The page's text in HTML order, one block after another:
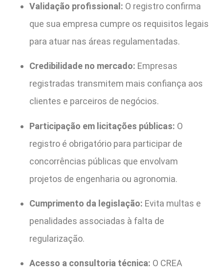
Validação profissional: O registro confirma
que sua empresa cumpre os requisitos legais
para atuar nas áreas regulamentadas.
Credibilidade no mercado: Empresas
registradas transmitem mais confiança aos
clientes e parceiros de negócios.
Participação em licitações públicas: O
registro é obrigatório para participar de
concorrências públicas que envolvam
projetos de engenharia ou agronomia.
Cumprimento da legislação: Evita multas e
penalidades associadas à falta de
regularização.
Acesso a consultoria técnica: O CREA